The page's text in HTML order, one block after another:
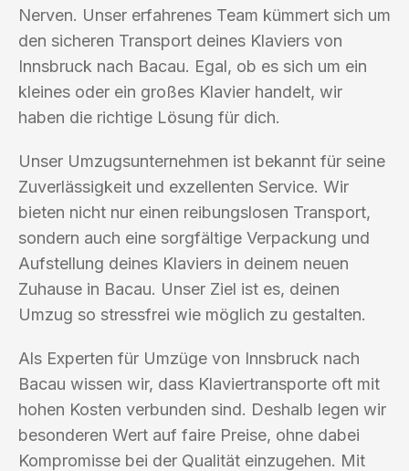
Nerven. Unser erfahrenes Team kümmert sich um
den sicheren Transport deines Klaviers von
Innsbruck nach Bacau. Egal, ob es sich um ein
kleines oder ein großes Klavier handelt, wir
haben die richtige Lösung für dich.
Unser Umzugsunternehmen ist bekannt für seine
Zuverlässigkeit und exzellenten Service. Wir
bieten nicht nur einen reibungslosen Transport,
sondern auch eine sorgfältige Verpackung und
Aufstellung deines Klaviers in deinem neuen
Zuhause in Bacau. Unser Ziel ist es, deinen
Umzug so stressfrei wie möglich zu gestalten.
Als Experten für Umzüge von Innsbruck nach
Bacau wissen wir, dass Klaviertransporte oft mit
hohen Kosten verbunden sind. Deshalb legen wir
besonderen Wert auf faire Preise, ohne dabei
Kompromisse bei der Qualität einzugehen. Mit